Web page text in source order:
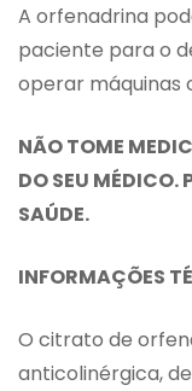
A orfenadrina
paciente para o
operar máquinas
NÃO TOME
DO SEU MÉDICO.
SAÚDE.
INFORMAÇÕES
O citrato de
anticolinérgica,